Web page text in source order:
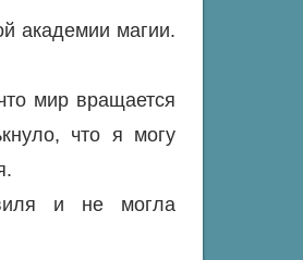
академии магии.
мир вращается
что я могу
и не могла